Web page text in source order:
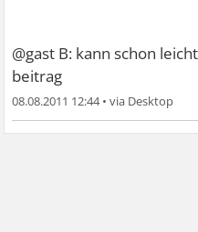
@gast B: kann schon
beitrag
08.08.2011 12:44•